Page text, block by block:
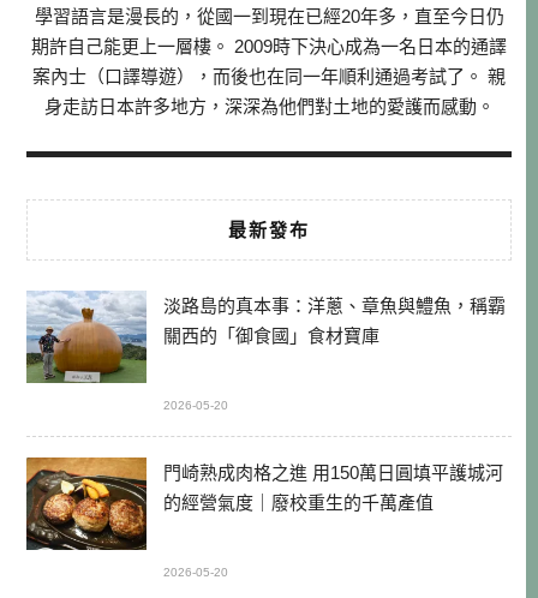
學習語言是漫長的，從國一到現在已經20年多，直至今日仍
期許自己能更上一層樓。 2009時下決心成為一名日本的通譯
案內士（口譯導遊），而後也在同一年順利通過考試了。 親
身走訪日本許多地方，深深為他們對土地的愛護而感動。
最新發布
淡路島的真本事：洋蔥、章魚與鱧魚，稱霸
關西的「御食國」食材寶庫
2026-05-20
門崎熟成肉格之進 用150萬日圓填平護城河
的經營氣度｜廢校重生的千萬產值
2026-05-20